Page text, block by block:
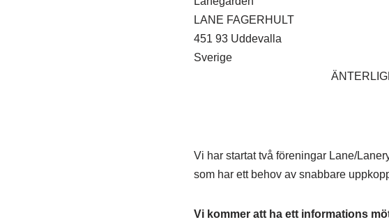
LANE FAGERHULT
451 93 Uddevalla
Sverige
Vi har startat två föreningar Lane/
som har ett behov av snabbare
Vi kommer att ha ett informations